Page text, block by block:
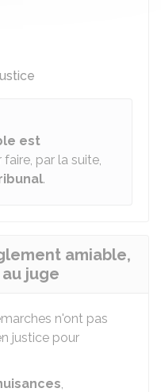
est
par la suite,
.
amiable,
juge
n'ont pas
justice pour
,